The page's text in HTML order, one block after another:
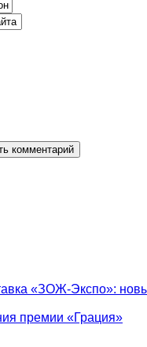
«ЗОЖ-Экспо»:
премии «Грация»